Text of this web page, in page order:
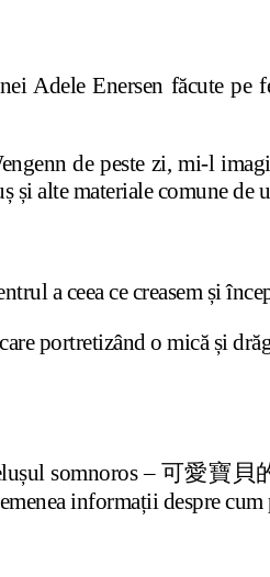
Adele Enersen făcute
de peste zi, mi-l
alte materiale comune de
a ceea ce creasem și
portretizând o mică și
somnoros – 可愛寶
informații despre